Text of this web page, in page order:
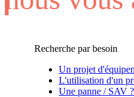
Recherche par besoin
Un projet
L'utilisation d'un
Une panne / SAV ?